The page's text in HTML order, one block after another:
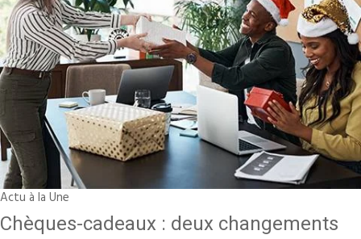
Actu à la Une
Chèques-cadeaux : deux changements